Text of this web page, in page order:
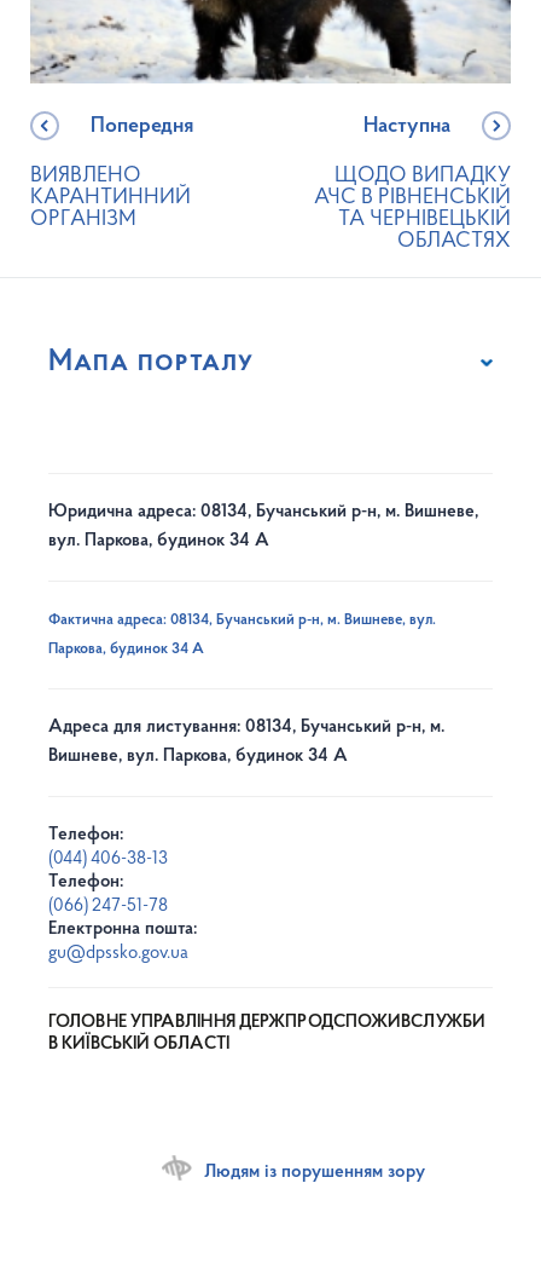
Попередня
ВИЯВЛЕНО
КАРАНТИННИЙ
ОРГАНІЗМ
Наступна
ЩОДО ВИПАДКУ
АЧС В РІВНЕНСЬКІЙ
ТА ЧЕРНІВЕЦЬКІЙ
ОБЛАСТЯХ
Мапа порталу
Юридична адреса: 08134, Бучанський р-н, м. Вишневе,
вул. Паркова, будинок 34 А
Фактична адреса: 08134, Бучанський р-н, м. Вишневе, вул.
Паркова, будинок 34 А
Адреса для листування: 08134, Бучанський р-н, м.
Вишневе, вул. Паркова, будинок 34 А
Телефон:
(044) 406-38-13
Телефон:
(066) 247-51-78
Електронна пошта:
gu@dpssko.gov.ua
ГОЛОВНЕ УПРАВЛІННЯ ДЕРЖПРОДСПОЖИВСЛУЖБИ
В КИЇВСЬКІЙ ОБЛАСТІ
Людям із порушенням зору